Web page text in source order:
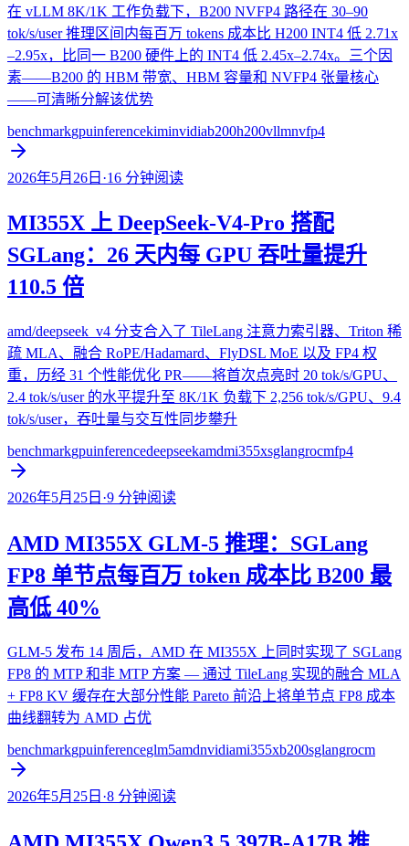
在 vLLM 8K/1K 工作负载下，B200 NVFP4 路径在 30–90
tok/s/user 推理区间内每百万 tokens 成本比 H200 INT4 低 2.71x
–2.95x，比同一 B200 硬件上的 INT4 低 2.45x–2.74x。三个因
素——B200 的 HBM 带宽、HBM 容量和 NVFP4 张量核心
——可清晰分解该优势
benchmarkgpuinferencekiminvidiab200h200vllmnvfp4
2026年5月26日 ·16 分钟阅读
MI355X 上 DeepSeek-V4-Pro 搭配
SGLang：26 天内每 GPU 吞吐量提升
110.5 倍
amd/deepseek_v4 分支合入了 TileLang 注意力索引器、Triton 稀
疏 MLA、融合 RoPE/Hadamard、FlyDSL MoE 以及 FP4 权
重，历经 31 个性能优化 PR——将首次点亮时 20 tok/s/GPU、
2.4 tok/s/user 的水平提升至 8K/1K 负载下 2,256 tok/s/GPU、9.4
tok/s/user，吞吐量与交互性同步攀升
benchmarkgpuinferencedeepseekamdmi355xsglangrocmfp4
2026年5月25日 ·9 分钟阅读
AMD MI355X GLM-5 推理：SGLang
FP8 单节点每百万 token 成本比 B200 最
高低 40%
GLM-5 发布 14 周后，AMD 在 MI355X 上同时实现了 SGLang
FP8 的 MTP 和非 MTP 方案 — 通过 TileLang 实现的融合 MLA
+ FP8 KV 缓存在大部分性能 Pareto 前沿上将单节点 FP8 成本
曲线翻转为 AMD 占优
benchmarkgpuinferenceglm5amdnvidiami355xb200sglangrocm
2026年5月25日 ·8 分钟阅读